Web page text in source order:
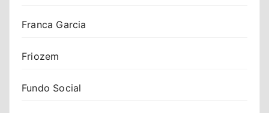
Franca Garcia
Friozem
Fundo Social